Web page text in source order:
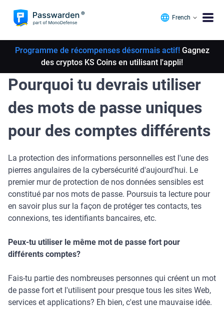
French
Programme de récompenses désormais actif!Gagnez
des cryptos KS Coins en utilisant l'appli!
Pourquoi tu devrais utiliser
des mots de passe uniques
pour des comptes différents
La protection des informations personnelles est l'une des
pierres angulaires de la cybersécurité d'aujourd'hui. Le
premier mur de protection de nos données sensibles est
constitué par nos mots de passe. Poursuis ta lecture pour
en savoir plus sur la façon de protéger tes contacts, tes
connexions, tes identifiants bancaires, etc.
Peux-tu utiliser le même mot de passe fort pour
différents comptes?
Fais-tu partie des nombreuses personnes qui créent un mot
de passe fort et l'utilisent pour presque tous les sites Web,
services et applications? Eh bien, c'est une mauvaise idée.